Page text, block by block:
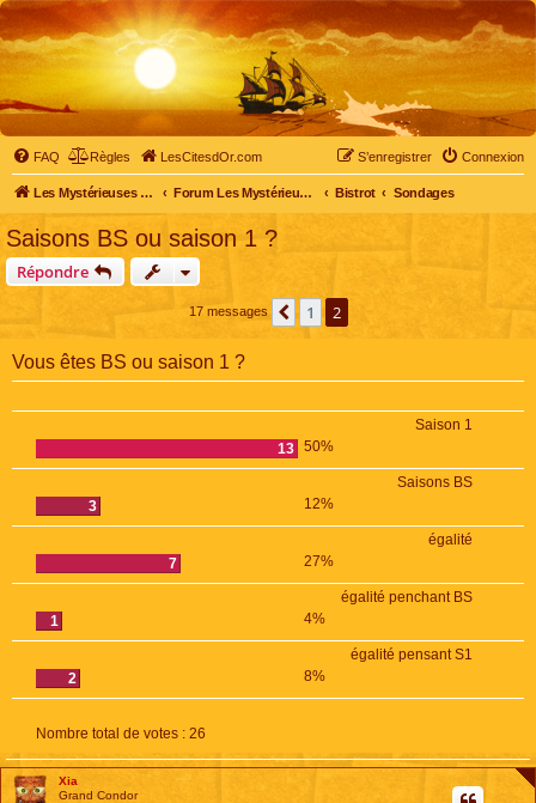
FAQ Règles LesCitesdOr.com Connexion
S’enregistrer
Les Mystérieuses Cités d'Or - LesCitesdOr.com Forum Les Mystérieuses Cités d'Or Bistrot Sondages
Saisons BS ou saison 1 ?
Répondre
17 messages Précédente
1 2
Vous êtes BS ou saison 1 ?
Saison 1
13 50%
Saisons BS
3
12%
égalité
7
27%
égalité penchant BS
1
4%
égalité pensant S1
2
8%
Nombre total de votes : 26
Xia
Grand Condor